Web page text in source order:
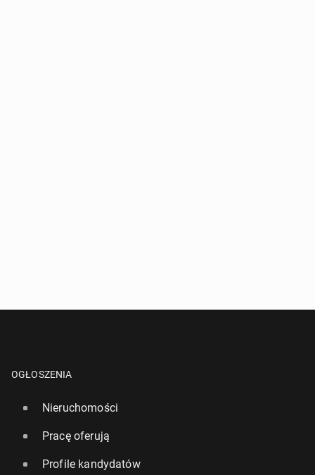
OGŁOSZENIA
Nieruchomości
Pracę oferują
Profile kandydatów